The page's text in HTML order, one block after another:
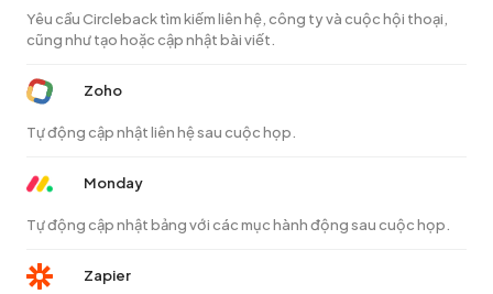
Yêu cầu Circleback tìm kiếm liên hệ, công ty và cuộc hội thoại,
cũng như tạo hoặc cập nhật bài viết.
Zoho
Tự động cập nhật liên hệ sau cuộc họp.
Monday
Tự động cập nhật bảng với các mục hành động sau cuộc họp.
Zapier